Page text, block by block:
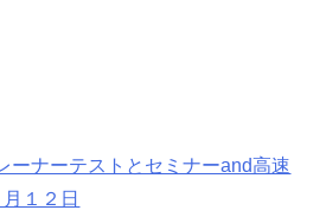
ーナーテストとセミナーand高速
１２日